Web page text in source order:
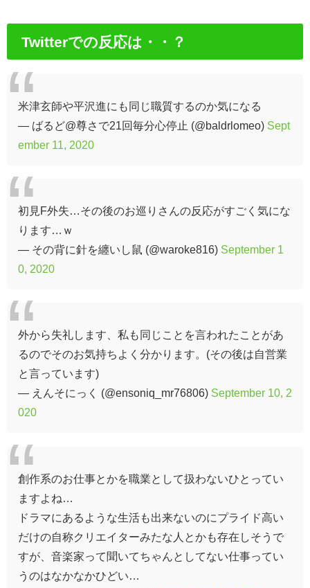
Twitterでの反応は・・？
米津玄師や平沢進にも同じ職質するのか気になる
— ばるど@尊さで21回毎分心停止 (@baldrlomeo) Sept
ember 11, 2020
初見F外失…その後のお巡りさんの反応がすごく気にな
ります…ｗ
— その背に針を纏いし鼠 (@waroke816) September 1
0, 2020
外から失礼します、私も同じことを言われたことがあ
るのでそのお気持ちよく分かります。(その後は自営業
と言っています)
— えんそにっく (@ensoniq_mr76806) September 10, 2
020
創作系のお仕事とかを職業として扱わないひとってい
ますよね…
ドラマにあるような生活も出来ないのにプライド高い
だけの自称クリエイターみたな人とかも存在しそうで
すが、音楽家って聞いてちゃんとしてない仕事ってい
うのはなかなかひどい…